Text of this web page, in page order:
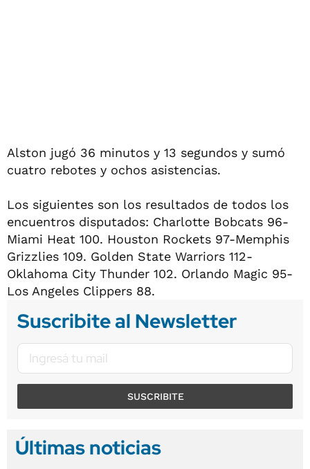
Alston jugó 36 minutos y 13 segundos y sumó
cuatro rebotes y ochos asistencias.
Los siguientes son los resultados de todos los
encuentros disputados: Charlotte Bobcats 96-
Miami Heat 100. Houston Rockets 97-Memphis
Grizzlies 109. Golden State Warriors 112-
Oklahoma City Thunder 102. Orlando Magic 95-
Los Angeles Clippers 88.
Suscribite al Newsletter
SUSCRIBITE
Últimas noticias